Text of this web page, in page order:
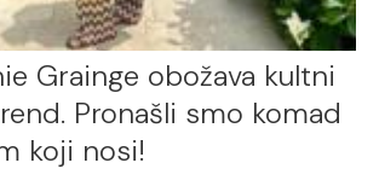
Grainge obožava kultni
Pronašli smo komad
koji nosi!